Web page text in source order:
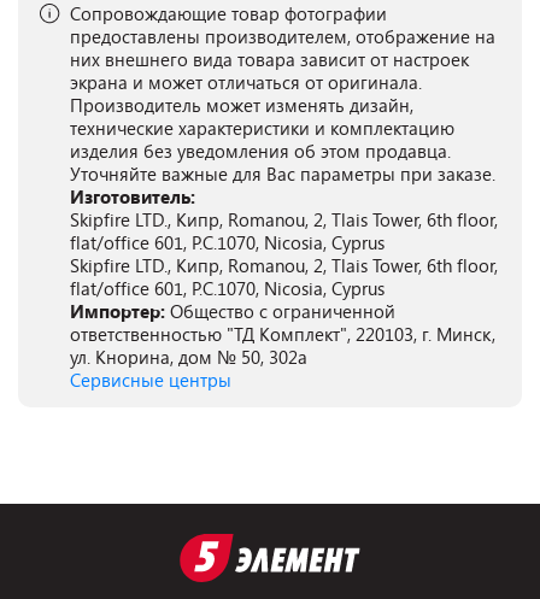
Сопровождающие товар фотографии
предоставлены производителем, отображение на
них внешнего вида товара зависит от настроек
экрана и может отличаться от оригинала.
Производитель может изменять дизайн,
технические характеристики и комплектацию
изделия без уведомления об этом продавца.
Уточняйте важные для Вас параметры при заказе.
Изготовитель:
Skipfire LTD., Кипр, Romanou, 2, Tlais Tower, 6th floor,
flat/office 601, P.C.1070, Nicosia, Cyprus
Skipfire LTD., Кипр, Romanou, 2, Tlais Tower, 6th floor,
flat/office 601, P.C.1070, Nicosia, Cyprus
Импортер: Общество с ограниченной
ответственностью "ТД Комплект", 220103, г. Минск,
ул. Кнорина, дом № 50, 302а
Сервисные центры